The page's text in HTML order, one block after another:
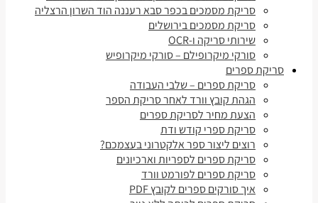
סריקת מסמכים בכפר סבא רעננה הוד השרון הרצליה
סריקת מסמכים בירושלים
שירותי סריקה ו-OCR
סורקי מיקרופילם – סורקי מיקרופיש
סריקת ספרים
סריקת ספרים – שלבי העבודה
הגהת קובץ וורד לאחר סריקת הספר
הצעת מחיר לסריקת ספרים
סריקת ספרי קודש ודת
רוצים ליצור ספר אלקטרוני בעצמכם?
סריקת ספרים לספריות וארכיונים
סריקת ספרים לפורמט וורד
איך סורקים ספרים לקובץ PDF